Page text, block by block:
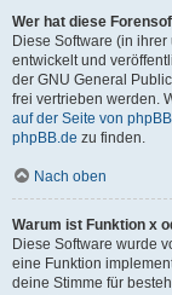
Wer hat diese
Diese Software (in
entwickelt und
der GNU General
frei vertrieben werden.
auf der Seite von
phpBB.de zu finden.
Nach oben
Warum ist Funktion x
Diese Software wurde
eine Funktion
deine Stimme für